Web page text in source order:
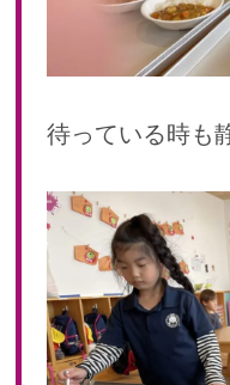
2023年 06月(21)
2023年 03月(22)
2023年 01月(19)
2022
2022年 12月(20)
2022年 11月(20)
2022年 10月(20)
2022年 09月(19)
待っている時も